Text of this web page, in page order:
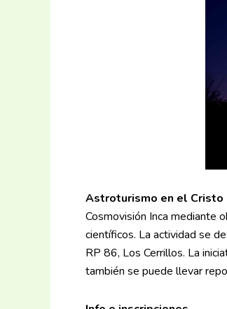
Astroturismo en el Cristo
Cosmovisión Inca mediante
científicos. La actividad se
RP 86, Los Cerrillos. La
también se puede llevar